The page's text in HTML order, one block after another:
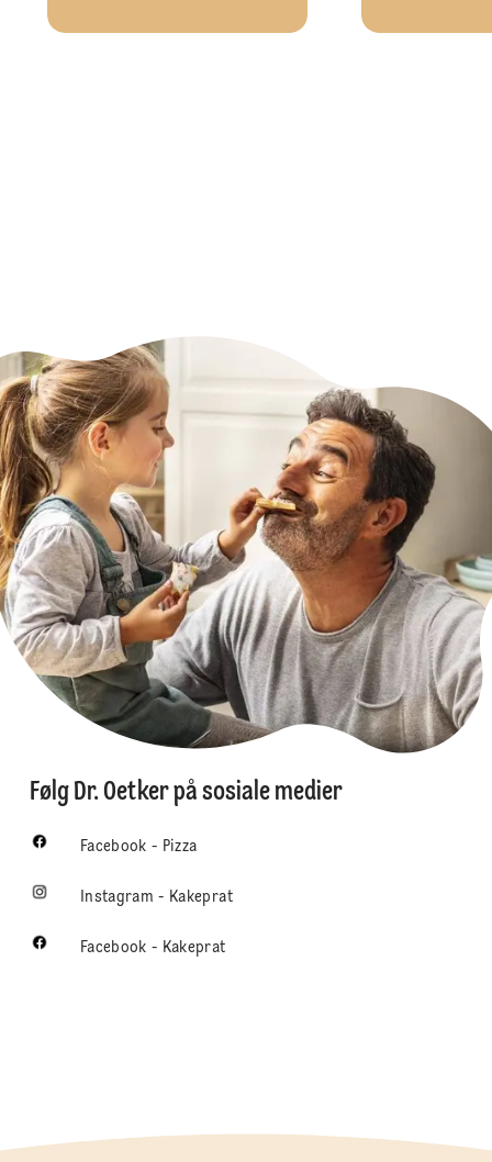
Følg Dr. Oetker på sosiale medier
Facebook - Pizza
Instagram - Kakeprat
Facebook - Kakeprat